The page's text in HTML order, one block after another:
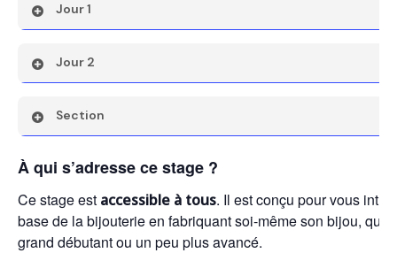
Jour 1
• Exercices pour apprendre faire un bijou simple en
Jour 2
• Fabrication
Section
À qui s’adresse ce stage ?
Ce stage est accessible à tous. Il est conçu pour vous
base de la bijouterie en fabriquant soi-même son bijou, que
grand débutant ou un peu plus avancé.